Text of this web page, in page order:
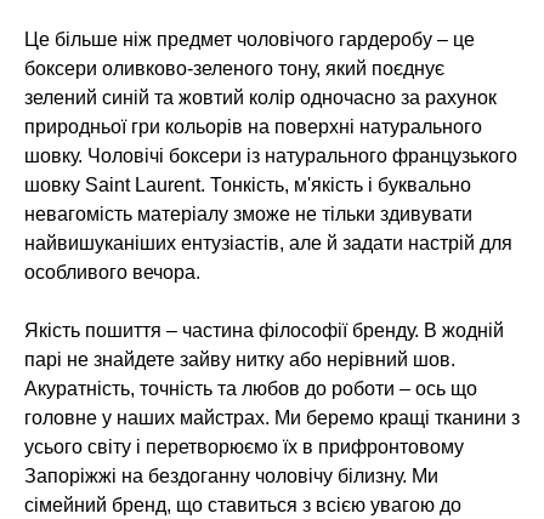
Це більше ніж предмет чоловічого гардеробу – це
боксери оливково-зеленого тону, який поєднує
зелений синій та жовтий колір одночасно за рахунок
природньої гри кольорів на поверхні натурального
шовку. Чоловічі боксери із натурального французького
шовку Saint Laurent. Тонкість, м'якість і буквально
невагомість матеріалу зможе не тільки здивувати
найвишуканіших ентузіастів, але й задати настрій для
особливого вечора.
Якість пошиття – частина філософії бренду. В жодній
парі не знайдете зайву нитку або нерівний шов.
Акуратність, точність та любов до роботи – ось що
головне у наших майстрах. Ми беремо кращі тканини з
усього світу і перетворюємо їх в прифронтовому
Запоріжжі на бездоганну чоловічу білизну. Ми
сімейний бренд, що ставиться з всією увагою до